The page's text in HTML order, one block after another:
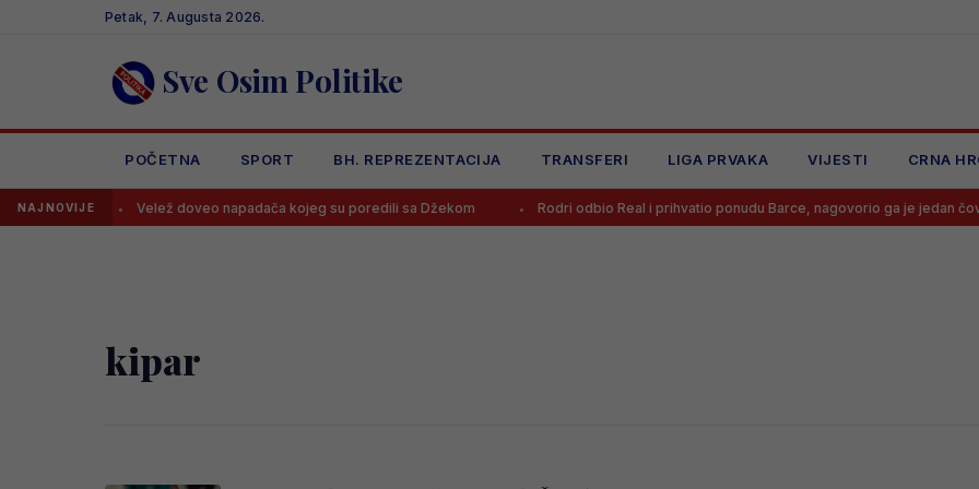
Petak, 7. Augusta 2026.
Sve Osim Politike
POČETNA SPORT BH. REPREZENTACIJA TRANSFERI LIGA PRVAKA VIJESTI CRNA
NAJNOVIJE Velež doveo napadača kojeg su poredili sa Džekom Rodri odbio Real i prihvatio ponudu Barce, nagovorio ga je jedan
kipar